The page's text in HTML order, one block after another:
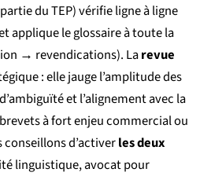
du TEP) vérifie ligne à ligne
applique le glossaire à toute la
→ revendications). Larevue
: elle jauge l’amplitude des
et l’alignement avec la
à fort enjeu commercial ou
d’activerles deux
linguistique, avocat pour